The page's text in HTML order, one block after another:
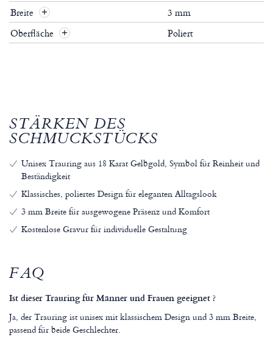
Breite
+
3 mm
Oberfläche
+ Poliert
STÄRKEN DES
SCHMUCKSTÜCKS
Unisex Trauring aus 18 Karat Gelbgold, Symbol für Reinheit und
Beständigkeit
Klassisches, poliertes Design für eleganten Alltagslook
3 mm Breite für ausgewogene Präsenz und Komfort
Kostenlose Gravur für individuelle Gestaltung
FAQ
Ist dieser Trauring für Männer und Frauen geeignet ?
Ja, der Trauring ist unisex mit klassischem Design und 3 mm Breite,
passend für beide Geschlechter.